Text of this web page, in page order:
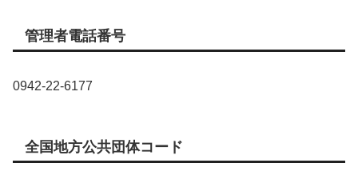
管理者電話番号
0942-22-6177
全国地方公共団体コード